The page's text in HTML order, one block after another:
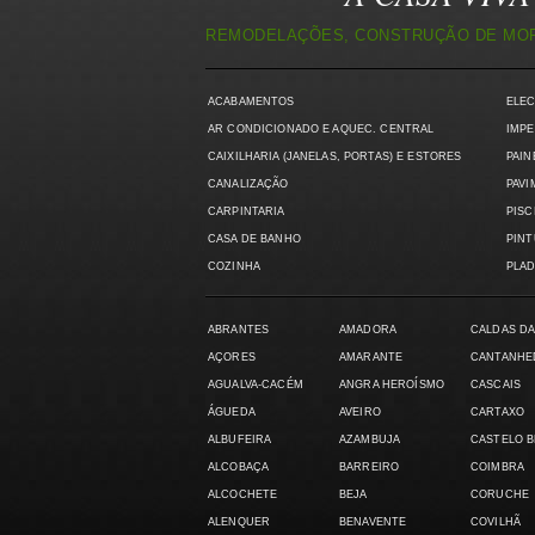
REMODELAÇÕES, CONSTRUÇÃO DE
ACABAMENTOS
AR CONDICIONADO E AQUEC. CENTRAL
CAIXILHARIA (JANELAS, PORTAS) E ESTORES
CANALIZAÇÃO
CARPINTARIA
CASA DE BANHO
COZINHA
ABRANTES
AÇORES
AGUALVA-CACÉM
ÁGUEDA
ALBUFEIRA
ALCOBAÇA
ALCOCHETE
ALENQUER
AMADORA
AMARANTE
ANGRA HEROÍSMO
AVEIRO
AZAMBUJA
BARREIRO
BEJA
BENAVENTE
CALDAS
CASCAIS
CARTAXO
CASTELO
COIMBRA
CORUCHE
COVILHÃ